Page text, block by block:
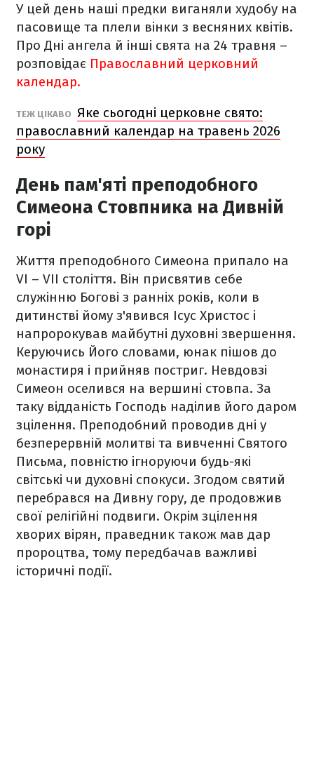
У цей день наші предки виганяли худобу на
пасовище та плели вінки з весняних квітів.
Про Дні ангела й інші свята на 24 травня –
розповідає Православний церковний
календар.
ТЕЖ ЦІКАВО Яке сьогодні церковне свято:
православний календар на травень 2026
року
День пам'яті преподобного
Симеона Стовпника на Дивній
горі
Життя преподобного Симеона припало на
VI – VII століття. Він присвятив себе
служінню Богові з ранніх років, коли в
дитинстві йому з'явився Ісус Христос і
напророкував майбутні духовні звершення.
Керуючись Його словами, юнак пішов до
монастиря і прийняв постриг. Невдовзі
Симеон оселився на вершині стовпа. За
таку відданість Господь наділив його даром
зцілення. Преподобний проводив дні у
безперервній молитві та вивченні Святого
Письма, повністю ігноруючи будь-які
світські чи духовні спокуси. Згодом святий
перебрався на Дивну гору, де продовжив
свої релігійні подвиги. Окрім зцілення
хворих вірян, праведник також мав дар
пророцтва, тому передбачав важливі
історичні події.